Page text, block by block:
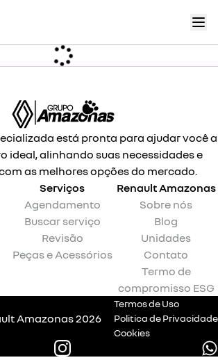
está pronta para ajudar você a
ideal, alinhando suas necessidades e
as melhores opções do mercado.
Serviços
Agendamento
Buscar serviço
Revisão
Peças e Acessórios
RenaultAmazonas
Sobre nós
Blog
Unidades
Contato
Termo de
compromisso ESG
Amazonas 2026
Termos de Uso
Politica de Privacidade
Cookies